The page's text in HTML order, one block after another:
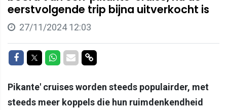
eerstvolgende trip bijna uitverkocht is
27/11/2024 12:03
Delen op Facebook
Delen op Twitter
Delen op Whatsapp
Delen via Mail
Delen via link
Pikante' cruises worden steeds populairder, met
steeds meer koppels die hun ruimdenkendheid